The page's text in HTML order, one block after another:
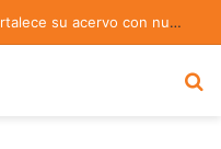
La Colección de Arte UDLAP fortalece su acervo con nuevas obras de artistas emergentes y consolidados